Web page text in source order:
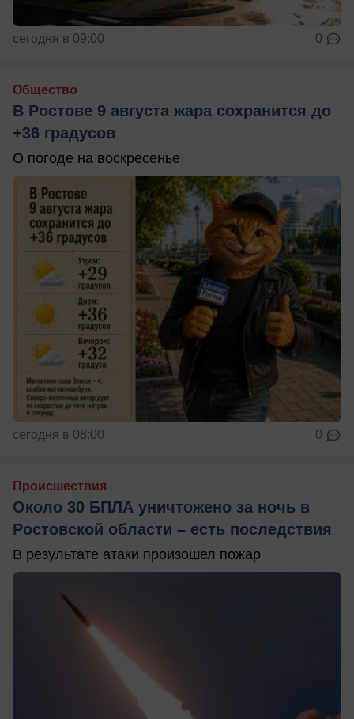
сегодня в 09:00 0
Общество
В Ростове 9 августа жара сохранится до
+36 градусов
О погоде на воскресенье
сегодня в 08:00 0
Происшествия
Около 30 БПЛА уничтожено за ночь в
Ростовской области – есть последствия
В результате атаки произошел пожар